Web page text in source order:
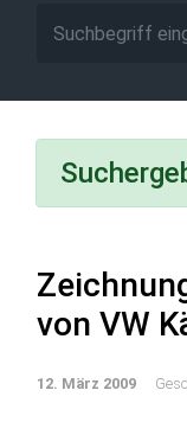
von VW
12. März 2009